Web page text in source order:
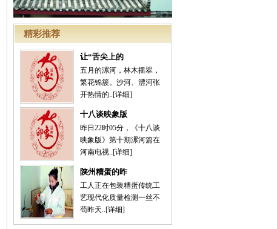
精彩推荐
让“舌尖上的
五月的漯河，林木摇翠，
繁花锦簇。沙河、澧河张
开热情的..[详细]
十八谈映象版
昨日22时05分，《十八谈
映象版》第十期漯河篇在
河南电视..[详细]
陕州糟蛋的昨
工人正在包装糟蛋传统工
艺现代化质量检测一丝不
苟昨天..[详细]